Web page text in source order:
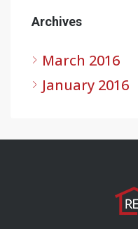
Archives
March 2016
January 2016